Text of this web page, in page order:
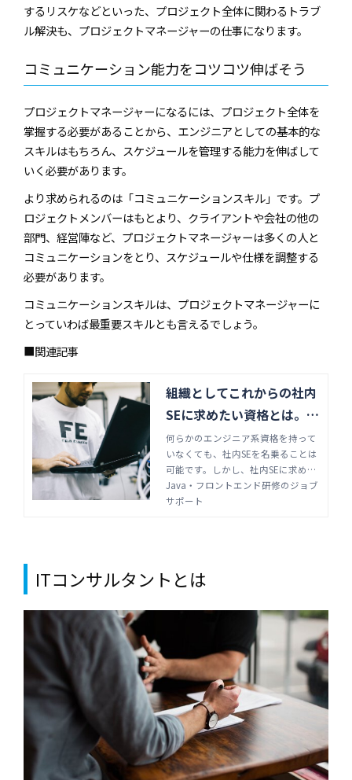
するリスケなどといった、プロジェクト全体に関わるトラブ
ル解決も、プロジェクトマネージャーの仕事になります。
コミュニケーション能力をコツコツ伸ばそう
プロジェクトマネージャーになるには、プロジェクト全体を
掌握する必要があることから、エンジニアとしての基本的な
スキルはもちろん、スケジュールを管理する能力を伸ばして
いく必要があります。
より求められるのは「コミュニケーションスキル」です。プ
ロジェクトメンバーはもとより、クライアントや会社の他の
部門、経営陣など、プロジェクトマネージャーは多くの人と
コミュニケーションをとり、スケジュールや仕様を調整する
必要があります。
コミュニケーションスキルは、プロジェクトマネージャーに
とっていわば最重要スキルとも言えるでしょう。
■関連記事
組織としてこれからの社内
SEに求めたい資格とは。基
本から管理職向けまで | Ja
va・フロントエンド研修の
ジョブサポート
何らかのエンジニア系資格を持って
いなくても、社内SEを名乗ることは
可能です。しかし、社内SEに求めら
れる業務内容を考えれば、学んでお
いて損はない資格も数多くありま
Java・フロントエンド研修のジョブ
サポート
ITコンサルタントとは